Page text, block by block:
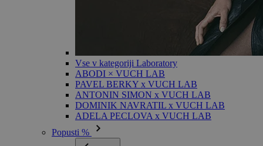
Vse v kategoriji Laboratory
ABODI × VUCH LAB
PAVEL BERKY x VUCH LAB
ANTONIN SIMON x VUCH LAB
DOMINIK NAVRATIL x VUCH LAB
ADELA PECLOVA x VUCH LAB
Popusti %